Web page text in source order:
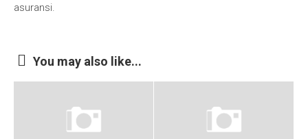
asuransi.
You may also like...